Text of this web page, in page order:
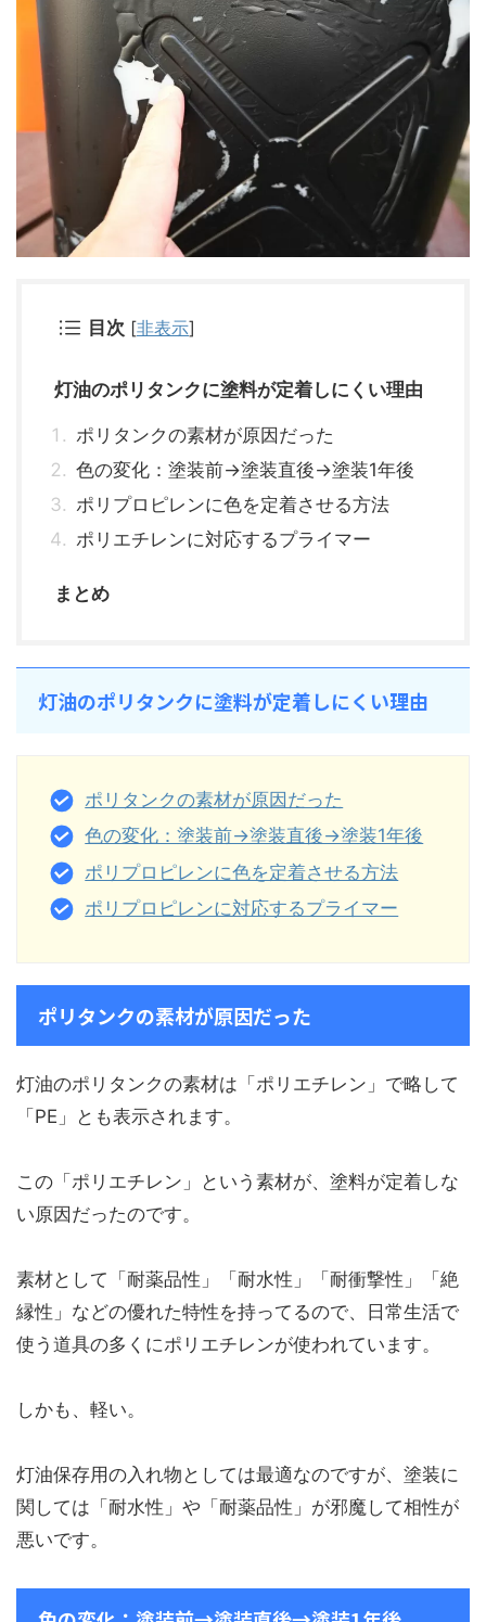
目次 [非表示]
灯油のポリタンクに塗料が定着しにくい理由
ポリタンクの素材が原因だった
色の変化：塗装前→塗装直後→塗装1年後
ポリプロピレンに色を定着させる方法
ポリエチレンに対応するプライマー
まとめ
灯油のポリタンクに塗料が定着しにくい理由
ポリタンクの素材が原因だった
色の変化：塗装前→塗装直後→塗装1年後
ポリプロピレンに色を定着させる方法
ポリプロピレンに対応するプライマー
ポリタンクの素材が原因だった
灯油のポリタンクの素材は「ポリエチレン」で略して
「PE」とも表示されます。
この「ポリエチレン」という素材が、塗料が定着しな
い原因だったのです。
素材として「耐薬品性」「耐水性」「耐衝撃性」「絶
縁性」などの優れた特性を持ってるので、日常生活で
使う道具の多くにポリエチレンが使われています。
しかも、軽い。
灯油保存用の入れ物としては最適なのですが、塗装に
関しては「耐水性」や「耐薬品性」が邪魔して相性が
悪いです。